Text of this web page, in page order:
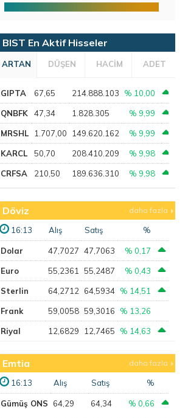
BIST En Aktif Hisseler
ARTAN DÜŞEN HACİM ADET
GIPTA 67,65 214.888.103 % 10,00
QNBFK 47,34 1.828.305 % 9,99
MRSHL 1.707,00 149.620.162 % 9,99
KARCL 50,70 208.410.209 % 9,98
CRFSA 210,50 189.636.310 % 9,98
Döviz daha fazla
16:13 Alış Satış %
Dolar 47,7027 47,7063 % 0,17
Euro 55,2361 55,2487 % 0,43
Sterlin 64,2712 64,5934 % 14,51
Frank 59,0058 59,3016 % 13,26
Riyal 12,6829 12,7465 % 14,63
Emtia daha fazla
16:13 Alış Satış %
Gümüş ONS 64,29 64,34
% 0,66